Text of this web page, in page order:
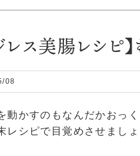
レス美腸レシ
08
動かすのもなんだかおっく
レシピで目覚めさせましょ